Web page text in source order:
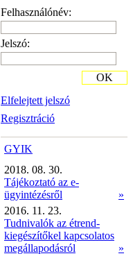
Felhasználónév:
Jelszó:
Elfelejtett jelszó
Regisztráció
OK
GYIK
2018. 08. 30.
Tájékoztató az e-
ügyintézésről
»
2016. 11. 23.
Tudnivalók az étrend-
kiegészítőkel kapcsolatos
megállapodásról
»